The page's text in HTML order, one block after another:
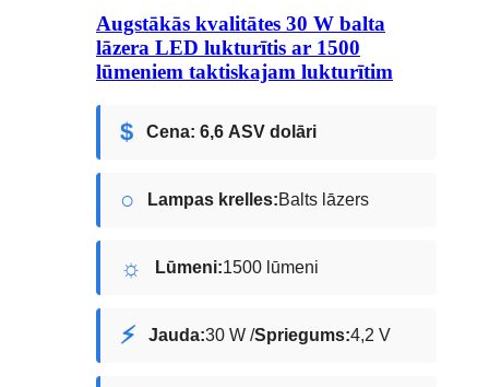
Augstākās kvalitātes 30 W balta
lāzera LED lukturītis ar 1500
lūmeniem taktiskajam lukturītim
$ Cena: 6,6 ASV dolāri
○ Lampas krelles:Balts lāzers
☼ Lūmeni:1500 lūmeni
⚡ Jauda:30 W /Spriegums:4,2 V